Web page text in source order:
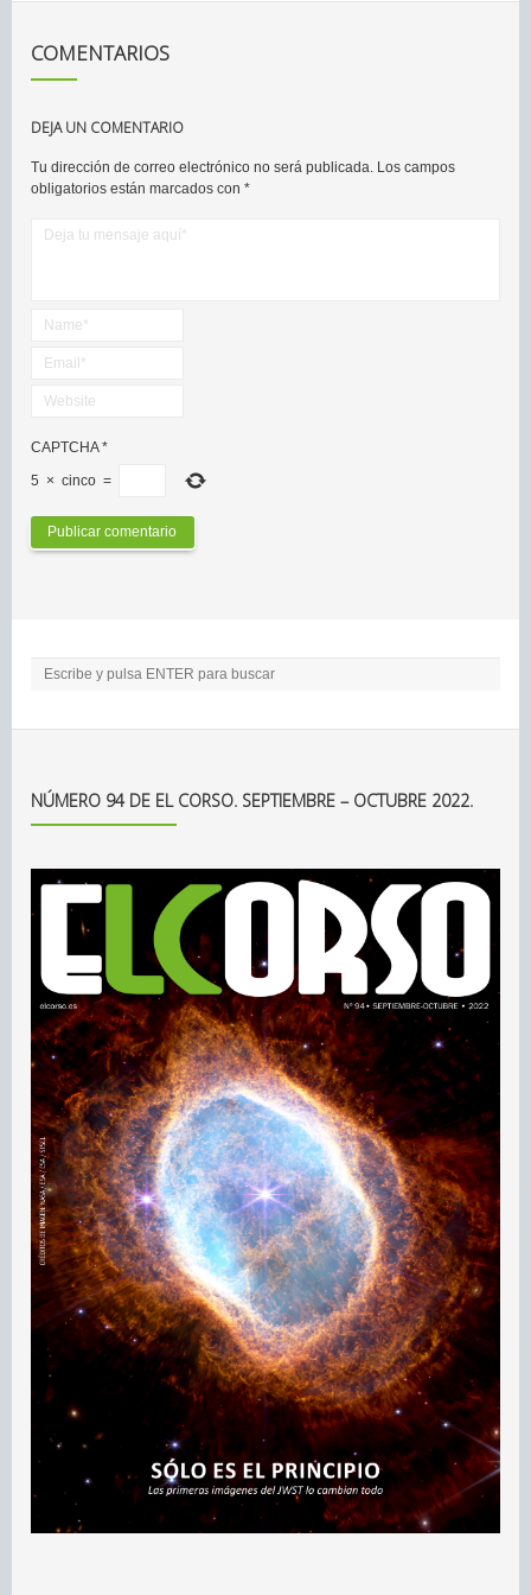
COMENTARIOS
DEJA UN COMENTARIO
Tu dirección de correo electrónico no será publicada. Los campos
obligatorios están marcados con *
CAPTCHA*
5 × cinco =
NÚMERO 94 DE EL CORSO. SEPTIEMBRE – OCTUBRE 2022.